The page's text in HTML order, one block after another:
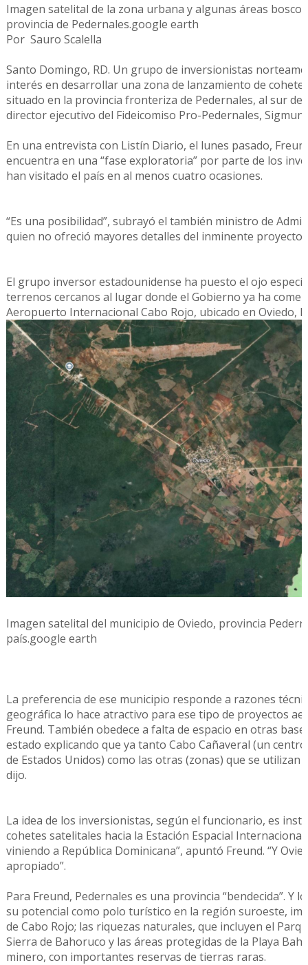
Imagen satelital de la zona urbana y algunas áreas
provincia de Pedernales.google earth
Por Sauro Scalella
​Santo Domingo, RD. Un grupo de inversionistas
interés en desarrollar una zona de lanzamiento de
situado en la provincia fronteriza de Pedernales, al sur
director ejecutivo del Fideicomiso Pro-Pedernales,
En una entrevista con Listín Diario, el lunes pasado,
encuentra en una “fase exploratoria” por parte de los
han visitado el país en al menos cuatro ocasiones.
“Es una posibilidad”, subrayó el también ministro de
quien no ofreció mayores detalles del inminente proyecto.
El grupo inversor estadounidense ha puesto el ojo
terrenos cercanos al lugar donde el Gobierno ya ha
Aeropuerto Internacional Cabo Rojo, ubicado en Oviedo,
Imagen satelital del municipio de Oviedo, provincia
país.google earth
La preferencia de ese municipio responde a razones
geográfica lo hace atractivo para ese tipo de proyectos
Freund. También obedece a falta de espacio en otras
estado explicando que ya tanto Cabo Cañaveral (un
de Estados Unidos) como las otras (zonas) que se utilizan
dijo.
La idea de los inversionistas, según el funcionario, es
cohetes satelitales hacia la Estación Espacial Internacional
viniendo a República Dominicana”, apuntó Freund. “Y
apropiado”.
Para Freund, Pedernales es una provincia “bendecida”. Y
su potencial como polo turístico en la región suroeste,
de Cabo Rojo; las riquezas naturales, que incluyen el
Sierra de Bahoruco y las áreas protegidas de la Playa
minero, con importantes reservas de tierras raras.